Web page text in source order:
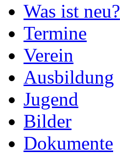
Was ist neu?
Termine
Verein
Ausbildung
Jugend
Bilder
Dokumente